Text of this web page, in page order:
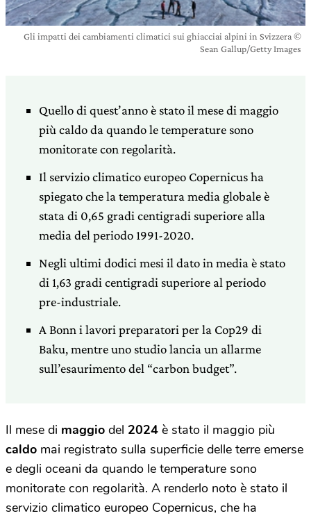
Gli impatti dei cambiamenti climatici sui ghiacciai alpini in Svizzera ©
Sean Gallup/Getty Images
Quello di quest’anno è stato il mese di maggio
più caldo da quando le temperature sono
monitorate con regolarità.
Il servizio climatico europeo Copernicus ha
spiegato che la temperatura media globale è
stata di 0,65 gradi centigradi superiore alla
media del periodo 1991-2020.
Negli ultimi dodici mesi il dato in media è stato
di 1,63 gradi centigradi superiore al periodo
pre-industriale.
A Bonn i lavori preparatori per la Cop29 di
Baku, mentre uno studio lancia un allarme
sull’esaurimento del “carbon budget”.
Il mese di maggio del 2024 è stato il maggio più
caldo mai registrato sulla superficie delle terre emerse
e degli oceani da quando le temperature sono
monitorate con regolarità. A renderlo noto è stato il
servizio climatico europeo Copernicus, che ha